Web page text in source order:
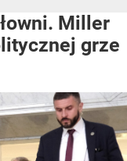
Miller
grze